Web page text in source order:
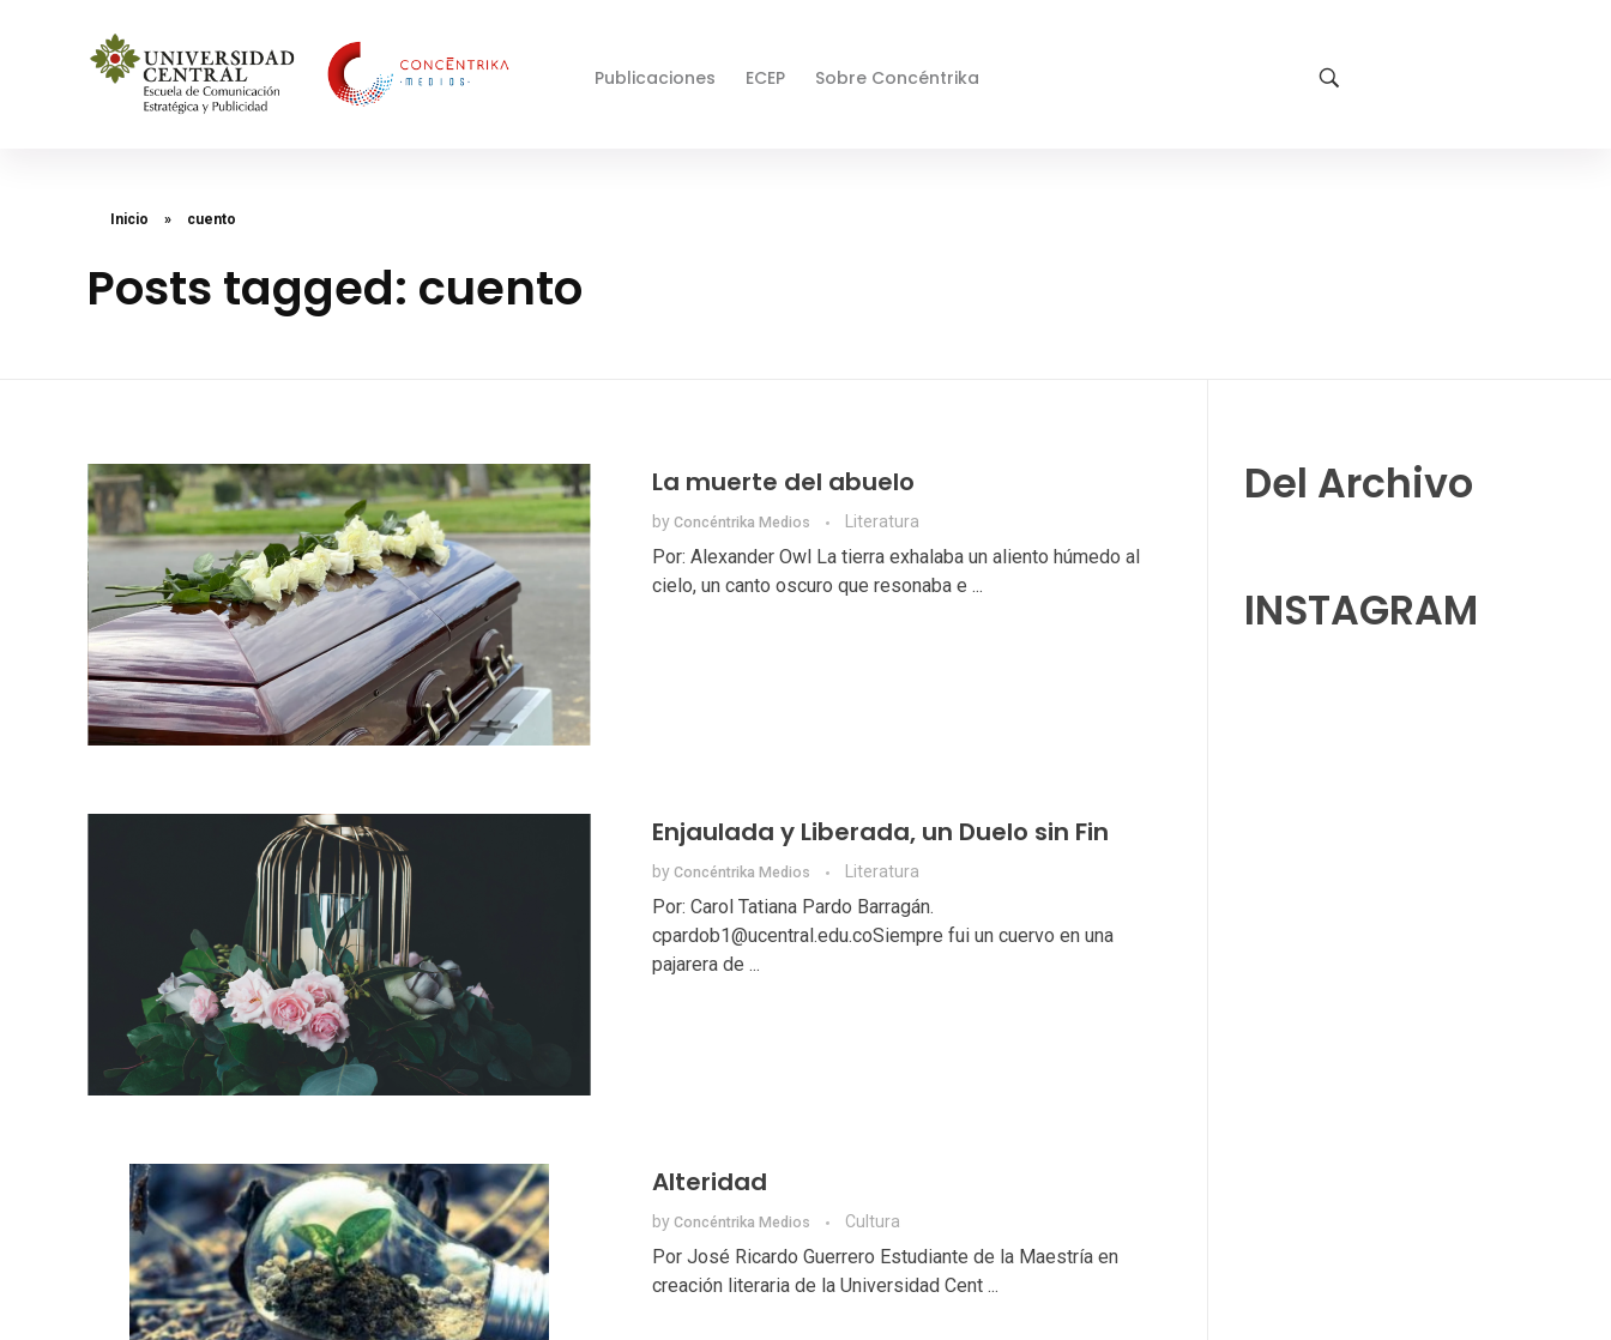
Publicaciones ECEP Sobre Concéntrika
Inicio » cuento
Posts tagged: cuento
La muerte del abuelo
by Concéntrika Medios Literatura
Por: Alexander Owl La tierra exhalaba un aliento húmedo al
cielo, un canto oscuro que resonaba e ...
Enjaulada y Liberada, un Duelo sin Fin
by Concéntrika Medios Literatura
Por: Carol Tatiana Pardo Barragán.
cpardob1@ucentral.edu.coSiempre fui un cuervo en una
pajarera de ...
Alteridad
by Concéntrika Medios Cultura
Por José Ricardo Guerrero Estudiante de la Maestría en
creación literaria de la Universidad Cent ...
Del Archivo
INSTAGRAM